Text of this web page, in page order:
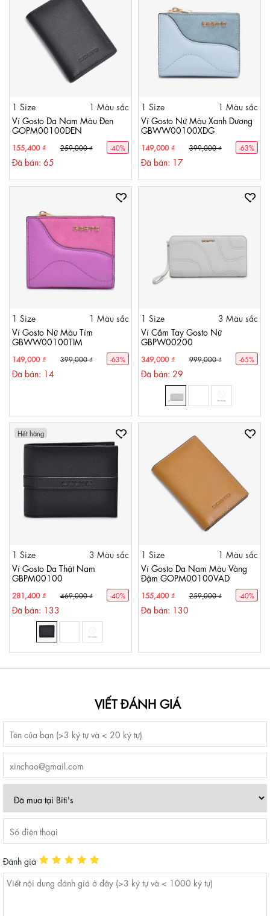
1 Size
1 Màu sắc
Ví Gosto Da Nam Màu Đen
GOPM00100DEN
155,400 ₫ 259,000 ₫ -40%
Đã bán: 65
1 Size
1 Màu sắc
Ví Gosto Nữ Màu Xanh Dương
GBWW00100XDG
149,000 ₫ 399,000 ₫ -63%
Đã bán: 17
1 Size
1 Màu sắc
Ví Gosto Nữ Màu Tím
GBWW00100TIM
149,000 ₫ 399,000 ₫ -63%
Đã bán: 14
1 Size
3 Màu sắc
Ví Cầm Tay Gosto Nữ
GBPW00200
349,000 ₫ 999,000 ₫ -65%
Đã bán: 29
Hết hàng
1 Size
3 Màu sắc
Ví Gosto Da Thật Nam
GBPM00100
281,400 ₫ 469,000 ₫ -40%
Đã bán: 133
1 Size
1 Màu sắc
Ví Gosto Da Nam Màu Vàng
Đậm GOPM00100VAD
155,400 ₫ 259,000 ₫ -40%
Đã bán: 130
VIẾT ĐÁNH GIÁ
Đánh giá